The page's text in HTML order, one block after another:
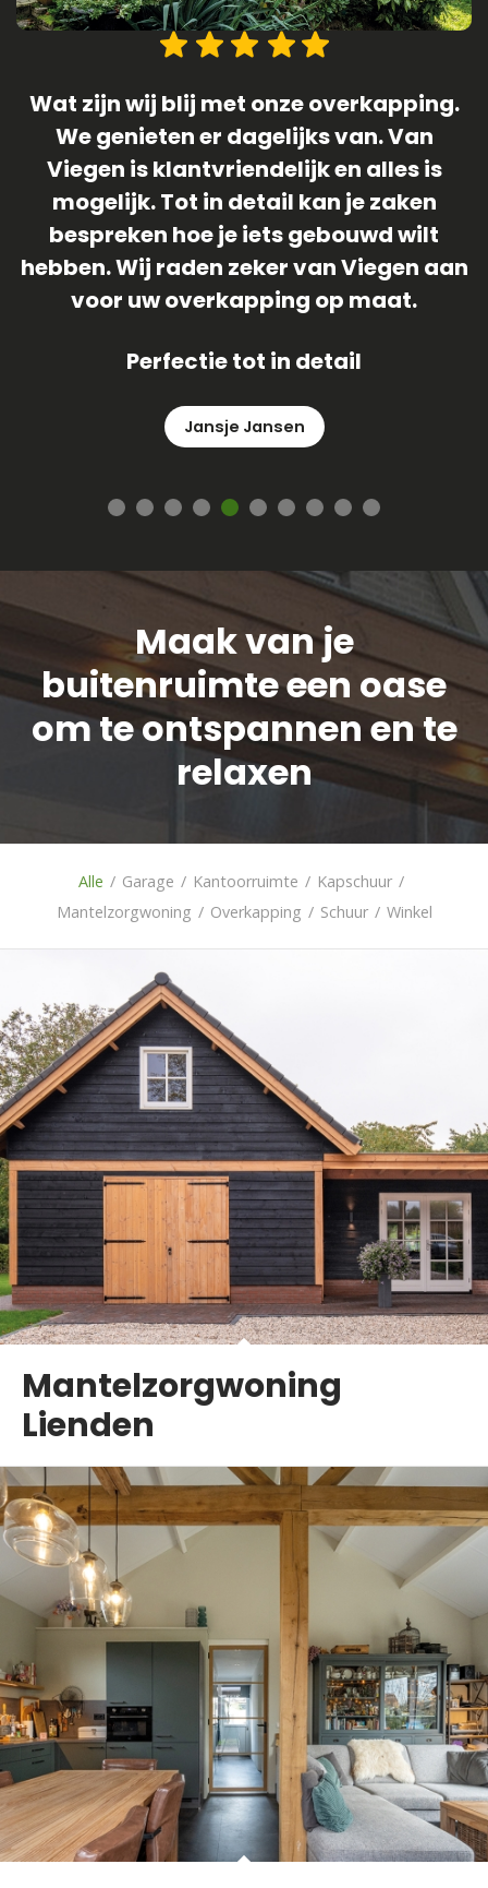
1 April 2019 (geen grap) was de datum
dat onze langverwachte schuur/
veranda geplaatst is ! Team van Viegen
heeft het gehele proces meer dan waar
gemaakt ! We zijn ontzettend blij met
komen
René
Maak van je
buitenruimte een oase
om te ontspannen en te
relaxen
Alle / Garage / Kantoorruimte / Kapschuur /
Mantelzorgwoning / Overkapping / Schuur / Winkel
Mantelzorgwoning
Lienden